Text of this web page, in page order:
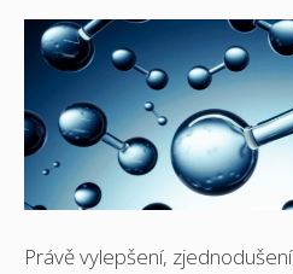
Právě vylepšení,